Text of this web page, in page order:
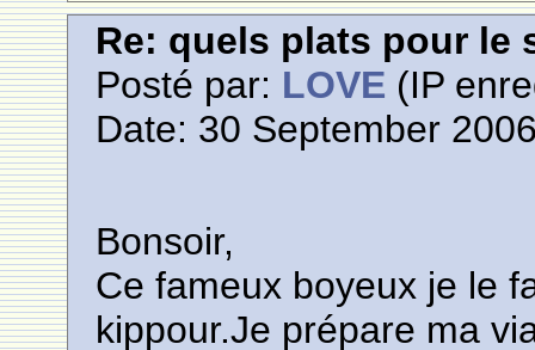
Re: quels plats pour le
Posté par: LOVE (IP
Date: 30 September
Bonsoir,
Ce fameux boyeux je le
kippour.Je prépare ma